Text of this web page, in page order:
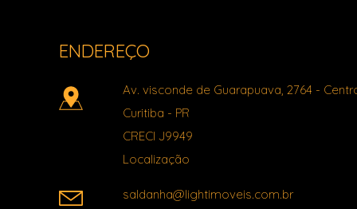
ENDEREÇO
Av. visconde de Guarapuava, 2764 -
Curitiba - PR
CRECI J9949
Localização
saldanha@lightimoveis.com.br